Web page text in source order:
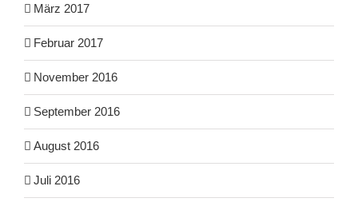
März 2017
Februar 2017
November 2016
September 2016
August 2016
Juli 2016